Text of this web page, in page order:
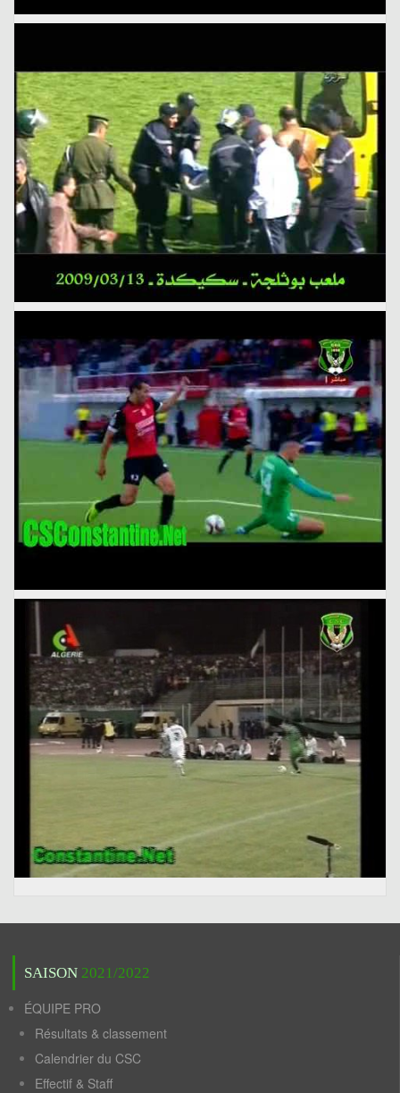
SAISON 2021/2022
ÉQUIPE PRO
Résultats & classement
Calendrier du CSC
Effectif & Staff